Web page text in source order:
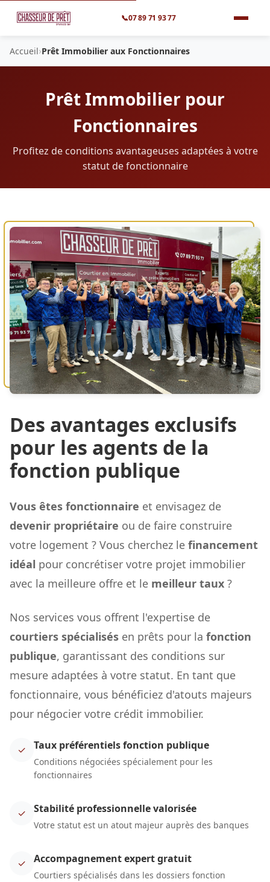
📞07 89 71 93 77
Accueil›Prêt Immobilier aux Fonctionnaires
Prêt Immobilier pour
Fonctionnaires
Profitez de conditions avantageuses adaptées à votre
statut de fonctionnaire
Des avantages exclusifs
pour les agents de la
fonction publique
Vous êtes fonctionnaire et envisagez de
devenir propriétaire ou de faire construire
votre logement ? Vous cherchez le financement
idéal pour concrétiser votre projet immobilier
avec la meilleure offre et le meilleur taux ?
Nos services vous offrent l'expertise de
courtiers spécialisés en prêts pour la fonction
publique, garantissant des conditions sur
mesure adaptées à votre statut. En tant que
fonctionnaire, vous bénéficiez d'atouts majeurs
pour négocier votre crédit immobilier.
✓ Taux préférentiels fonction publique
Conditions négociées spécialement pour les
fonctionnaires
✓ Stabilité professionnelle valorisée
Votre statut est un atout majeur auprès des banques
✓ Accompagnement expert gratuit
Courtiers spécialisés dans les dossiers fonction